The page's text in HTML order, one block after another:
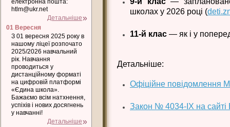
школах у 2026 році (
11-й клас — як і у
Детальніше:
Офіційне повідомлення
Закон № 4034-IX на сайті
електронна пошта:
htlm@ukr.net
Детальніше
01 Вересня
З 01 вересня 2025 року в
нашому ліцеї розпочато
2025/2026 навчальний
рік. Навчання
проводиться у
дистанційному форматі
на цифровій платформі
«Єдина школа».
Бажаємо всім натхнення,
успіхів і нових досягнень
у навчанні!
Детальніше